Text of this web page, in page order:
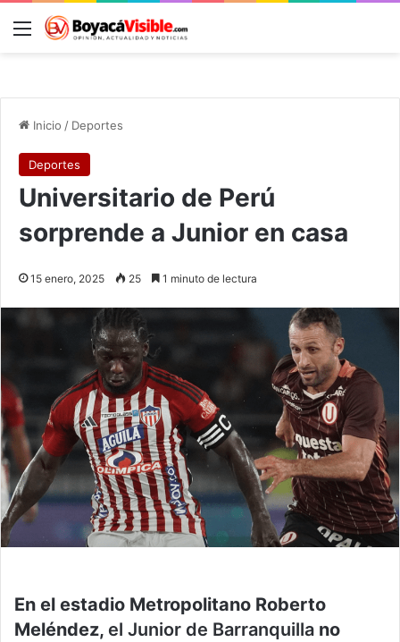
Menú
Inicio / Deportes
Deportes
Universitario de Perú
sorprende a Junior en casa
15 enero, 2025 25 1 minuto de lectura
En el estadio Metropolitano Roberto
Meléndez, el Junior de Barranquilla no